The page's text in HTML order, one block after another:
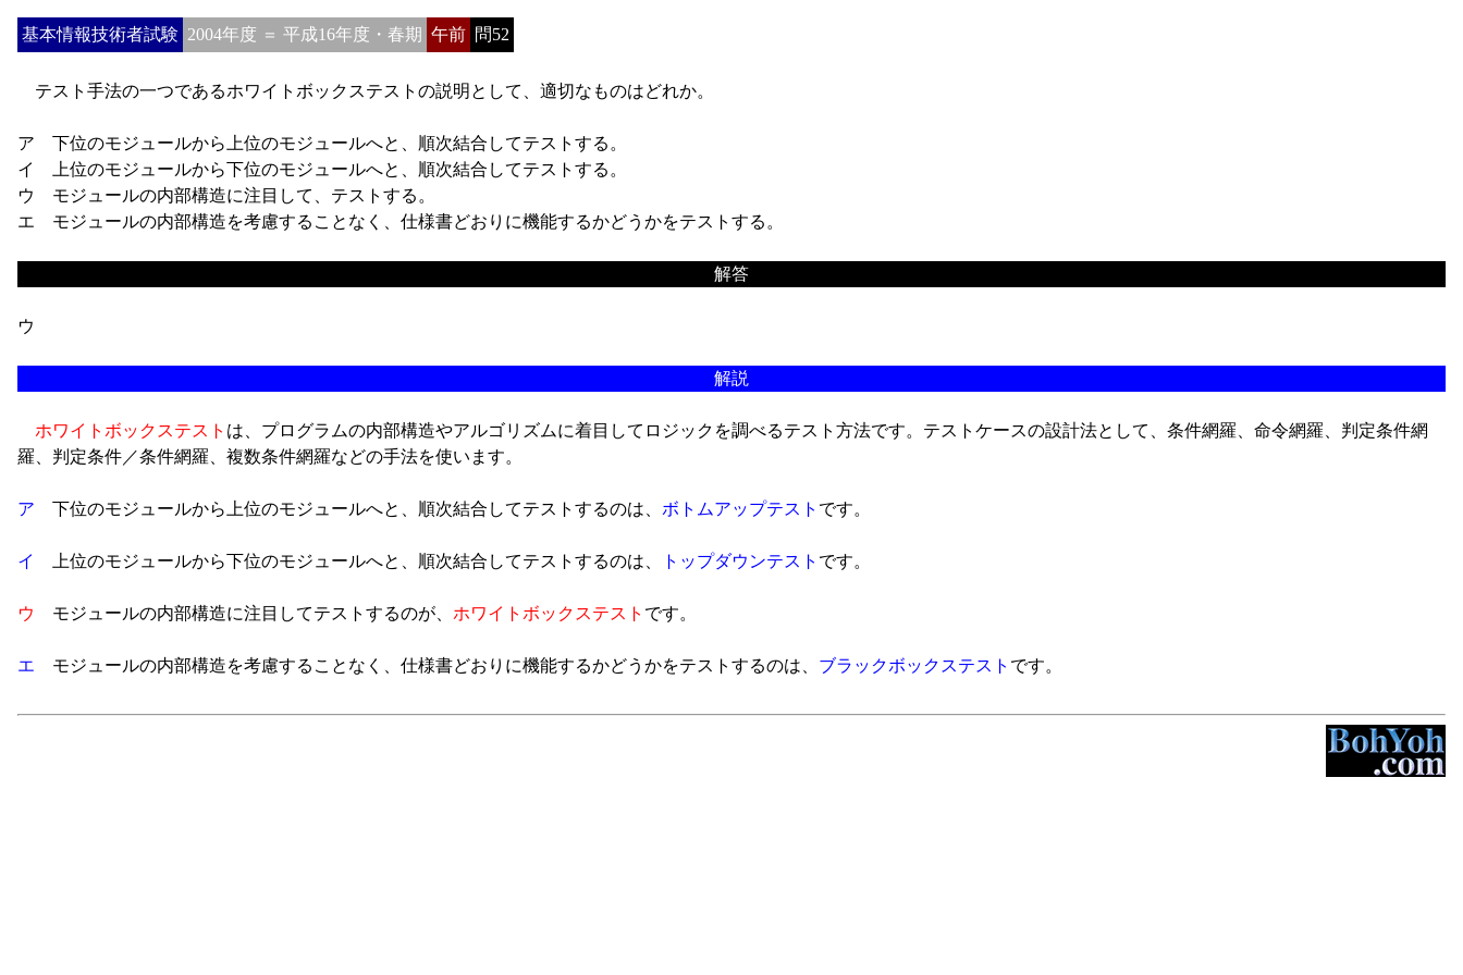
基本情報技術者試験 2004年度 ＝ 平成16年度・春期 午前 問52
テスト手法の一つであるホワイトボックステストの説明として、適切なものはどれか。
ア 下位のモジュールから上位のモジュールへと、順次結合してテストする。
イ 上位のモジュールから下位のモジュールへと、順次結合してテストする。
ウ モジュールの内部構造に注目して、テストする。
エ モジュールの内部構造を考慮することなく、仕様書どおりに機能するかどうかをテストする。
解答
ウ
解説
ホワイトボックステスト は、プログラムの内部構造やアルゴリズムに着目してロジックを調べるテスト方法です。テストケースの設計法として、条件網羅、命令網羅、判定条件網
羅、判定条件／条件網羅、複数条件網羅などの手法を使います。
ア 下位のモジュールから上位のモジュールへと、順次結合してテストするのは、 ボトムアップテスト です。
イ 上位のモジュールから下位のモジュールへと、順次結合してテストするのは、 トップダウンテスト です。
ウ モジュールの内部構造に注目してテストするのが、 ホワイトボックステスト です。
エ モジュールの内部構造を考慮することなく、仕様書どおりに機能するかどうかをテストするのは、 ブラックボックステスト です。